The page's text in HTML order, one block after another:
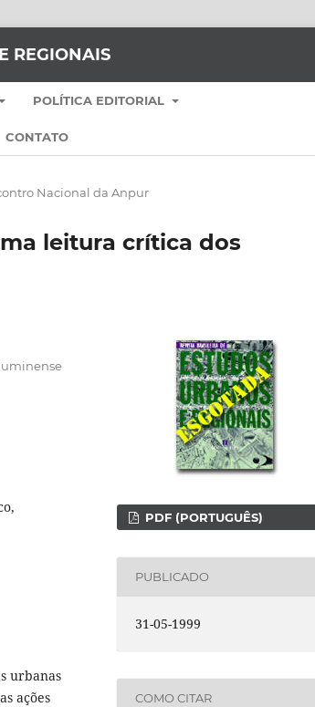
REGIONAIS
POLÍTICA EDITORIAL
CONTATO
Nacional da Anpur
leitura crítica dos
urbanas
ações
PDF (PORTUGUÊS)
PUBLICADO
31-05-1999
COMO CITAR